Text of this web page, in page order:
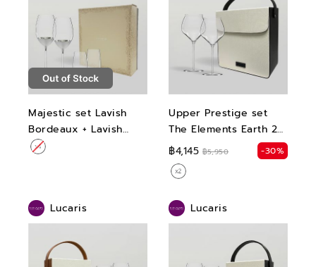
Majestic set Lavish
Bordeaux + Lavish
Long drink
Upper Prestige set
The Elements Earth 2
pcs + 3 compartments
wine bag
฿4,145 ฿5,950 -30%
Lucaris Lucaris